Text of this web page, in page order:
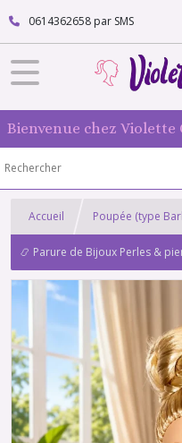
0614362658 par SMS
Accueil Poupée (type
📿 Parure de Bijoux Perles &
Violette-créations